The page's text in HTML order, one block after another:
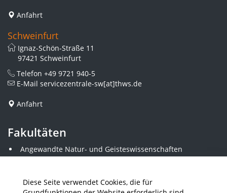
Diese Seite verwendet Cookies, die für
Anfahrt
Schweinfurt
Ignaz-Schön-Straße 11
97421 Schweinfurt
Telefon +49 9721 940-5
E-Mail servicezentrale-sw[at]thws.de
Anfahrt
Fakultäten
Angewandte Natur- und Geisteswissenschaften
Angewandte Sozialwissenschaften
Elektrotechnik
Gestaltung